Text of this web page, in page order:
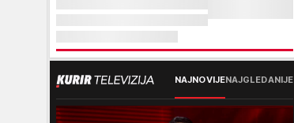
NAJNOVIJENAJGLEDANIJE